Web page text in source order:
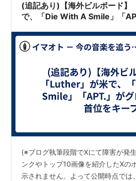
(追記あり)【海外ビルボード
で、「Die With A Smile」「
(※ブログ執筆段階でXにて障害が発
ンクやトップ10画像を紹介したXの
示されません。よって公開時点では